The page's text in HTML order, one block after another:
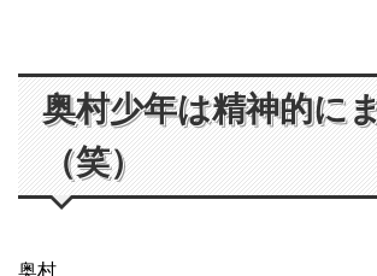
奥村少年は精神的に
（笑）
奥村